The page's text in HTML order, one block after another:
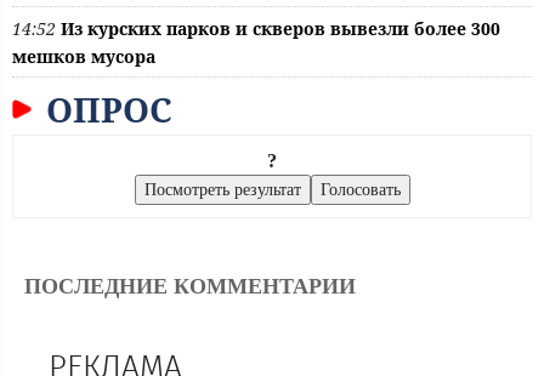
14:52 Из курских парков и скверов вывезли более 300
мешков мусора
ОПРОС
?
ПОСЛЕДНИЕ КОММЕНТАРИИ
РЕКЛАМА